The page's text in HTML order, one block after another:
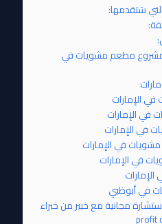
التي سَتقدمها:
مطعم مشويات في
الإمارات
الإمارات
في الإمارات
في الإمارات
في الإمارات
في أبوظبي
مجانية مع خبير من خبراء